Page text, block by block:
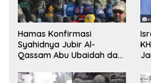
Hamas Konfirmasi
Syahidnya Jubir Al-
Qassam Abu Ubaidah dan
Sinwar